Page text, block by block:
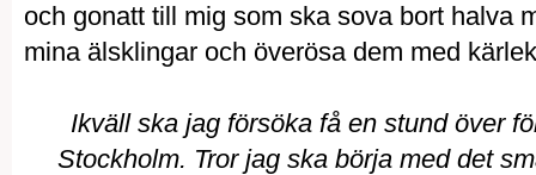
och gonatt till mig som ska sova bort halva
mina älsklingar och överösa dem med
Ikväll ska jag försöka få en stund över
Stockholm. Tror jag ska börja med det